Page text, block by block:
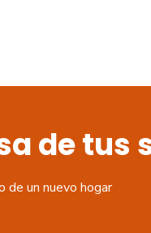
de tus
de un nuevo hogar